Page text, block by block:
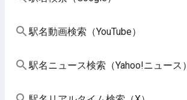
駅名動画検索（YouTube）
駅名ニュース検索（Yahoo!ニュース）